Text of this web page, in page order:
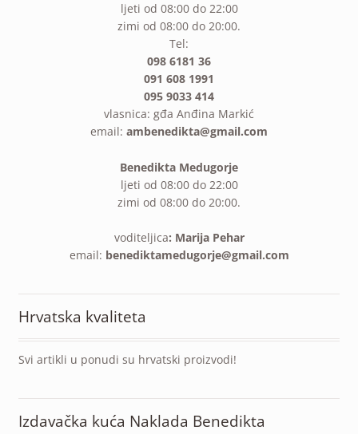
ljeti od 08:00 do 22:00
zimi od 08:00 do 20:00.
Tel:
098 6181 36
091 608 1991
095 9033 414
vlasnica: gđa Anđina Markić
email: ambenedikta@gmail.com
Benedikta Medugorje
ljeti od 08:00 do 22:00
zimi od 08:00 do 20:00.
voditeljica: Marija Pehar
email: benediktamedugorje@gmail.com
Hrvatska kvaliteta
Svi artikli u ponudi su hrvatski proizvodi!
Izdavačka kuća Naklada Benedikta